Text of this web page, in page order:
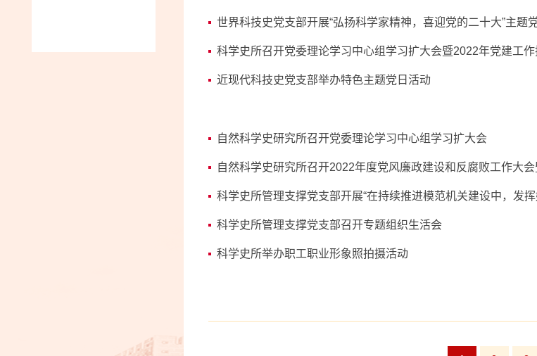
世界科技史党支部开展“弘扬科学家精神，喜迎党的二十大”主题
科学史所召开党委理论学习中心组学习扩大会暨2022年党建工
近现代科技史党支部举办特色主题党日活动
自然科学史研究所召开党委理论学习中心组学习扩大会
自然科学史研究所召开2022年度党风廉政建设和反腐败工作大
科学史所管理支撑党支部开展“在持续推进模范机关建设中，发挥
科学史所管理支撑党支部召开专题组织生活会
科学史所举办职工职业形象照拍摄活动